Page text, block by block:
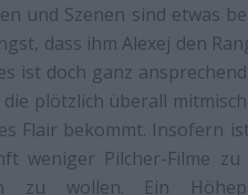
und Szenen sind etwas
dass ihm Alexej den
ist doch ganz
plötzlich überall
Flair bekommt. Insofern
weniger Pilcher-Filme
zu wollen. Ein